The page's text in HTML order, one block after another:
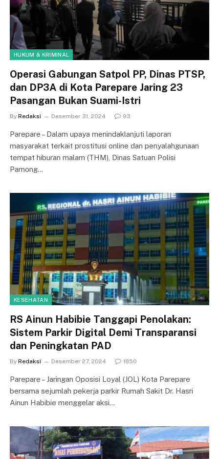
HUKUM & KRIMINAL
Operasi Gabungan Satpol PP, Dinas PTSP,
dan DP3A di Kota Parepare Jaring 23
Pasangan Bukan Suami-Istri
By Redaksi Desember 31, 2024 93
Parepare – Dalam upaya menindaklanjuti laporan
masyarakat terkait prostitusi online dan penyalahgunaan
tempat hiburan malam (THM), Dinas Satuan Polisi
Pamong…
KESEHATAN
RS Ainun Habibie Tanggapi Penolakan:
Sistem Parkir Digital Demi Transparansi
dan Peningkatan PAD
By Redaksi Desember 27, 2024 1850
Parepare – Jaringan Oposisi Loyal (JOL) Kota Parepare
bersama sejumlah pekerja parkir Rumah Sakit Dr. Hasri
Ainun Habibie menggelar aksi…